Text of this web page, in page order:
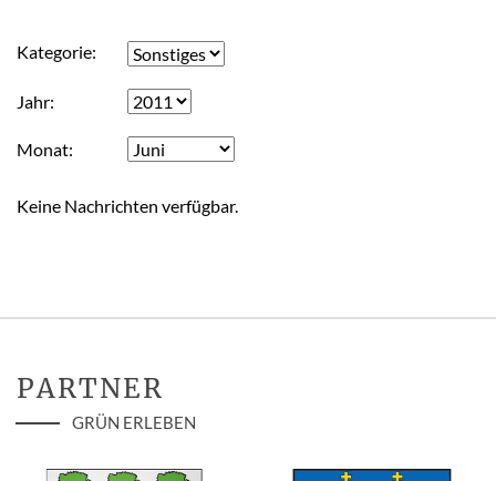
Kategorie
Jahr
Monat
Keine Nachrichten verfügbar.
PARTNER
GRÜN ERLEBEN